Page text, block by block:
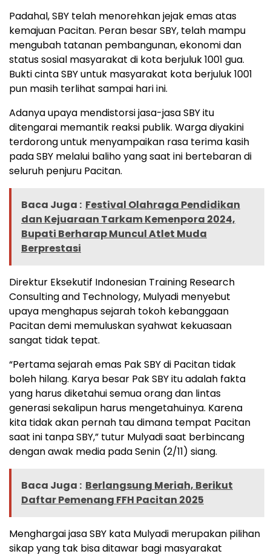
Padahal, SBY telah menorehkan jejak emas atas
kemajuan Pacitan. Peran besar SBY, telah mampu
mengubah tatanan pembangunan, ekonomi dan
status sosial masyarakat di kota berjuluk 1001 gua.
Bukti cinta SBY untuk masyarakat kota berjuluk 1001
pun masih terlihat sampai hari ini.
Adanya upaya mendistorsi jasa-jasa SBY itu
ditengarai memantik reaksi publik. Warga diyakini
terdorong untuk menyampaikan rasa terima kasih
pada SBY melalui baliho yang saat ini bertebaran di
seluruh penjuru Pacitan.
Baca Juga : Festival Olahraga Pendidikan
dan Kejuaraan Tarkam Kemenpora 2024,
Bupati Berharap Muncul Atlet Muda
Berprestasi
Direktur Eksekutif Indonesian Training Research
Consulting and Technology, Mulyadi menyebut
upaya menghapus sejarah tokoh kebanggaan
Pacitan demi memuluskan syahwat kekuasaan
sangat tidak tepat.
“Pertama sejarah emas Pak SBY di Pacitan tidak
boleh hilang. Karya besar Pak SBY itu adalah fakta
yang harus diketahui semua orang dan lintas
generasi sekalipun harus mengetahuinya. Karena
kita tidak akan pernah tau dimana tempat Pacitan
saat ini tanpa SBY,” tutur Mulyadi saat berbincang
dengan awak media pada Senin (2/11) siang.
Baca Juga : Berlangsung Meriah, Berikut
Daftar Pemenang FFH Pacitan 2025
Menghargai jasa SBY kata Mulyadi merupakan pilihan
sikap yang tak bisa ditawar bagi masyarakat